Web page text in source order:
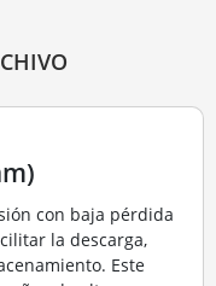
con baja pérdida
la descarga,
Este